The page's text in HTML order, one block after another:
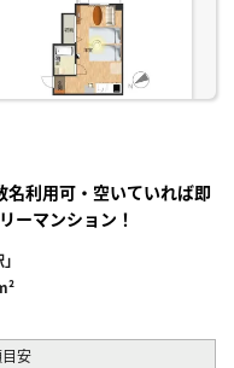
利用可・空いていれば即
ーマンション！
安